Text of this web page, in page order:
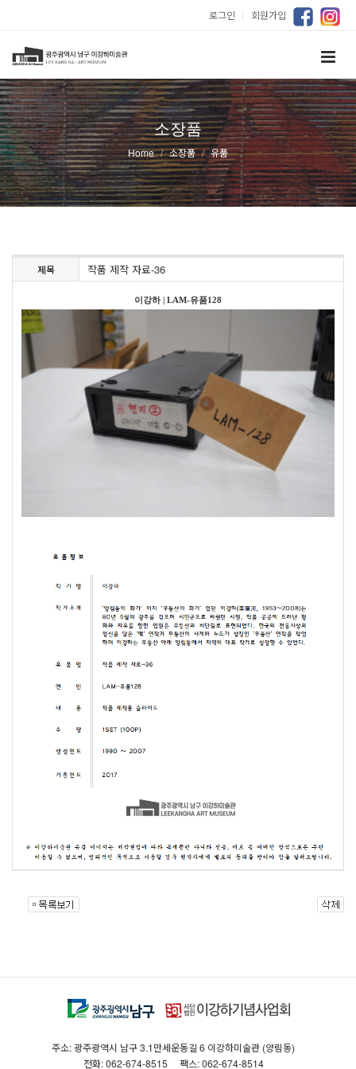
로그인 ｜ 회원가입
소장품
Home 소장품 유품
제목 작품 제작 자료-36
이강하 LAM-유품128
주소: 광주광역시 남구 3.1만세운동길 6 이강하미술관 (양림동)
전화: 062-674-8515
팩스: 062-674-8514